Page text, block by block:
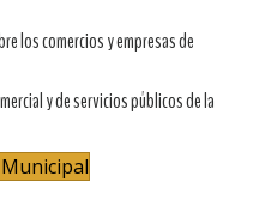
los comercios y empresas de
y de servicios públicos de la